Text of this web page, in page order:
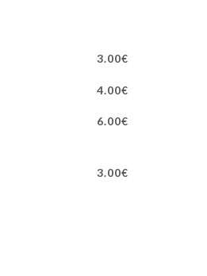
3.00€
4.00€
6.00€
3.00€